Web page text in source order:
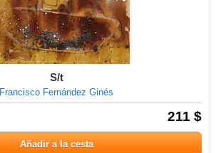
S/t
Francisco Fernández Ginés
211 $
Añadir a la cesta